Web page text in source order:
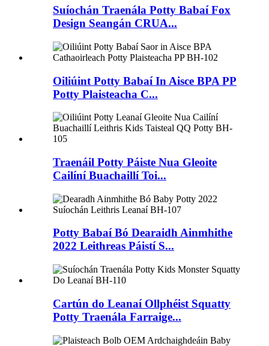
Suíochán Traenála Potty Babaí Fox
Design Seangán CRUA...
Oiliúint Potty Babaí In Aisce BPA PP
Potty Plaisteacha C...
Traenáil Potty Páiste Nua Gleoite
Cailíní Buachaillí Toi...
Potty Babaí Bó Dearaidh Ainmhithe
2022 Leithreas Páistí S...
Cartún do Leanaí Ollphéist Squatty
Potty Traenála Farraige...